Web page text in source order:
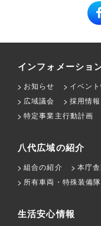
インフォメーショ
お知らせ イベン
広域議会
採用情報
特定事業主行動計画
八代広域の紹介
組合の紹介 本庁
所有車両・特殊装備
生活安心情報